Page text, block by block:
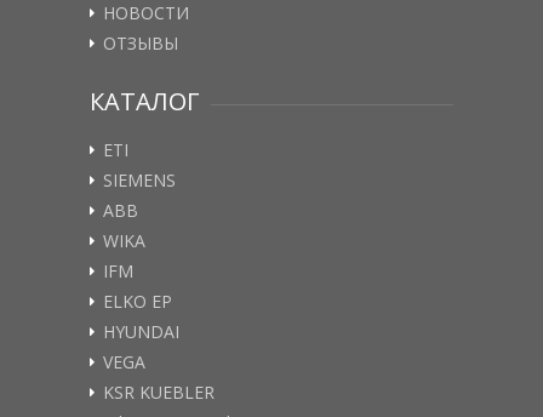
НОВОСТИ
ОТЗЫВЫ
КАТАЛОГ
ETI
SIEMENS
ABB
WIKA
IFM
ELKO EP
HYUNDAI
VEGA
KSR KUEBLER